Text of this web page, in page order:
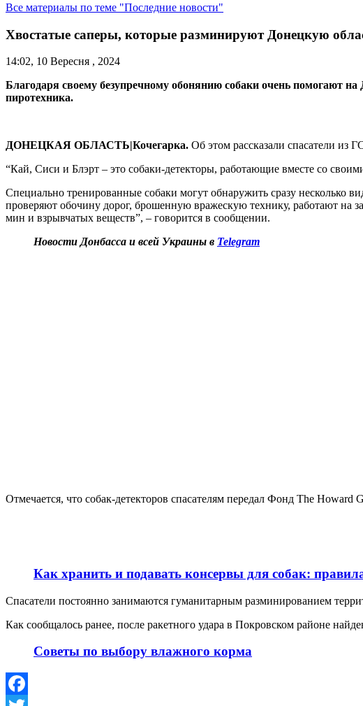
Все материалы по теме "Последние новости"
Хвостатые саперы, которые разминируют Донецкую
14:02, 10 Вересня , 2024
Благодаря своему безупречному обонянию собаки очень помогают
пиротехника.
ДОНЕЦКАЯ ОБЛАСТЬ|Кочегарка. Об этом рассказали спасатели из
“Кай, Сиси и Блэрт – это собаки-детекторы, работающие вместе со
Специально тренированные собаки могут обнаружить сразу
проверяют обочину дорог, брошенную вражескую технику, работают на
мин и взрывчатых веществ”, – говорится в сообщении.
Новости Донбасса и всей Украины в Telegram
Отмечается, что собак-детекторов спасателям передал Фонд The ​​Howard
Как хранить и подавать консервы для собак:
Спасатели постоянно занимаются гуманитарным разминированием
Как сообщалось ранее, после ракетного удара в Покровском районе
Советы по выбору влажного корма